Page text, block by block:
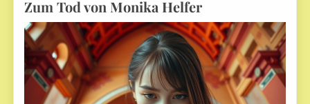
Zum Tod von Monika Helfer